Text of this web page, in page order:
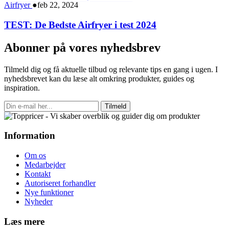
Airfryer ●feb 22, 2024
TEST: De Bedste Airfryer i test 2024
Abonner på vores nyhedsbrev
Tilmeld dig og få aktuelle tilbud og relevante tips en gang i ugen. I
nyhedsbrevet kan du læse alt omkring produkter, guides og
inspiration.
Tilmeld
Information
Om os
Medarbejder
Kontakt
Autoriseret forhandler
Nye funktioner
Nyheder
Læs mere